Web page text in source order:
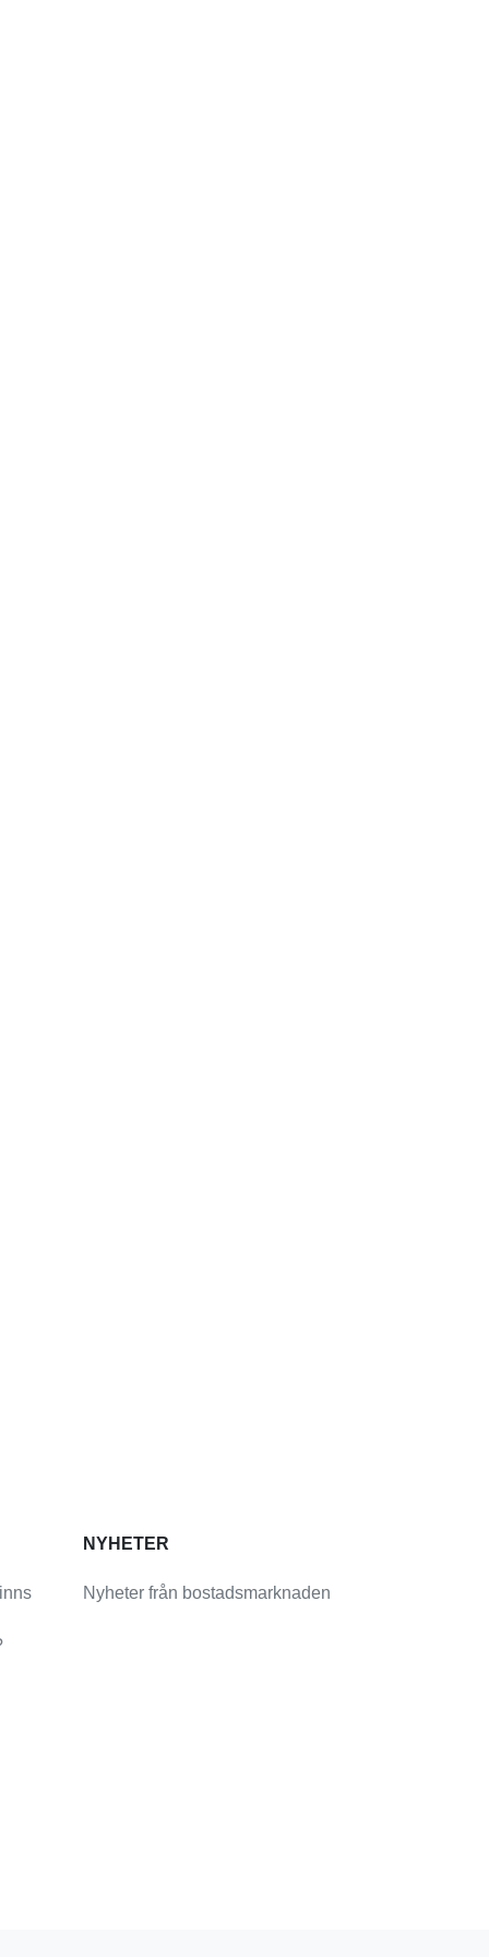
NYHETER
Nyheter från bostadsmarknaden